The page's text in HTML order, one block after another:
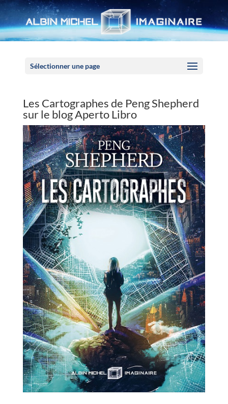
Sélectionner une page
Les Cartographes de Peng Shepherd
sur le blog Aperto Libro
Panneau de gestion des cookies